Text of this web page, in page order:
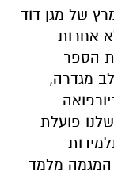
של מגן דוד
אחרות
הספר
מגדרה,
פועלת
המגמה מלמד